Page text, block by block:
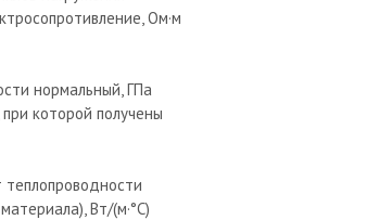
Ом·м
нормальный, ГПа
которой получены
Вт/(м·°С)